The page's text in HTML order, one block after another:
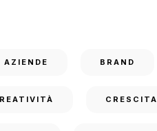
AZIENDE BRAND
CRESCITA